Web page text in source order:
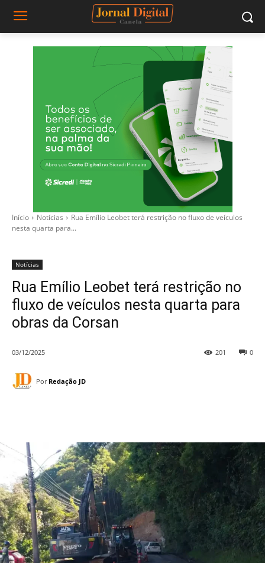
Início Notícias
Rua Emílio Leobet terá restrição no fluxo de veículos
nesta quarta para...
Notícias
Rua Emílio Leobet terá restrição no
fluxo de veículos nesta quarta para
obras da Corsan
03/12/2025 0
201
Por Redação JD